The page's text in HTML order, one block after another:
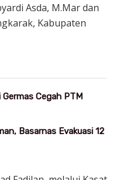
Asda, M.Mar dan
Kabupaten
Cegah PTM
Basarnas Evakuasi 12